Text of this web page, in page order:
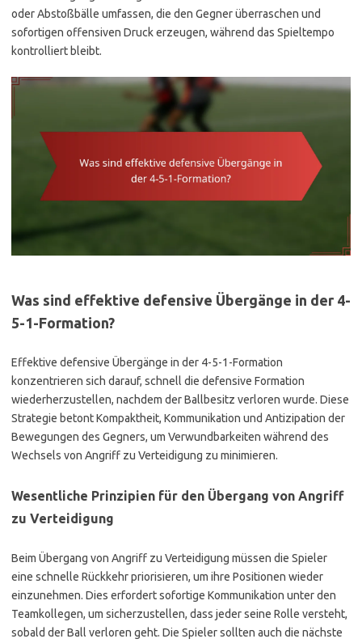
oder Abstoßbälle umfassen, die den Gegner überraschen und
sofortigen offensiven Druck erzeugen, während das Spieltempo
kontrolliert bleibt.
Was sind effektive defensive Übergänge in der 4-
5-1-Formation?
Effektive defensive Übergänge in der 4-5-1-Formation
konzentrieren sich darauf, schnell die defensive Formation
wiederherzustellen, nachdem der Ballbesitz verloren wurde. Diese
Strategie betont Kompaktheit, Kommunikation und Antizipation der
Bewegungen des Gegners, um Verwundbarkeiten während des
Wechsels von Angriff zu Verteidigung zu minimieren.
Wesentliche Prinzipien für den Übergang von Angriff
zu Verteidigung
Beim Übergang von Angriff zu Verteidigung müssen die Spieler
eine schnelle Rückkehr priorisieren, um ihre Positionen wieder
einzunehmen. Dies erfordert sofortige Kommunikation unter den
Teamkollegen, um sicherzustellen, dass jeder seine Rolle versteht,
sobald der Ball verloren geht. Die Spieler sollten auch die nächste